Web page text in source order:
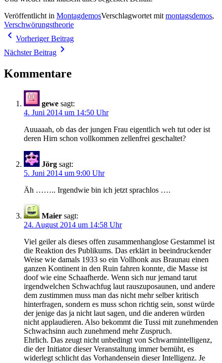
Veröffentlicht in MontagdemosVerschlagwortet mit montagsdemos,
Verschwörungstheorie
Beitragsnavigation
navigate_before Vorheriger Beitrag
Nächster Beitrag navigate_next
Kommentare
gewe sagt:
4. Juni 2014 um 14:50 Uhr
Auuaaah, ob das der jungen Frau eigentlich weh tut oder ist
deren Hirn schon vollkommen zellenfrei geschaltet?
Jörg sagt:
5. Juni 2014 um 9:00 Uhr
Äh …….. Irgendwie bin ich jetzt sprachlos ….
Maier sagt:
24. August 2014 um 14:58 Uhr
Viel geiler als dieses offen zusammenhanglose Gestammel ist
die Reaktion des Publikums. Das erklärt in beeindruckender
Weise wie damals 1933 so ein Vollhonk aus Braunau einen
ganzen Kontinent in den Ruin fahren konnte, die Masse ist
doof wie eine Schaafherde. Wenn sich nur jemand tarut
irgendwelchen Schwachfug laut rauszuposaunen, und andere
dem zustimmen muss man das nicht mehr selber kritisch
hinterfragen, sondern es muss schon richtig sein, sonst würde
der jenige das ja nicht laut sagen, und die anderen würden
nicht applaudieren. Also bekommt die Tussi mit zunehmenden
Schwachsinn auch zunehmend mehr Zuspruch.
Ehrlich. Das zeugt nicht unbedingt von Schwarmintelligenz,
die der Initiator dieser Veranstaltung immer bemüht, es
widerlegt schlicht das Vorhandensein dieser Intelligenz. Je